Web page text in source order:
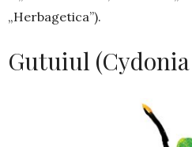
„Herbagetica”).
Gutuiul